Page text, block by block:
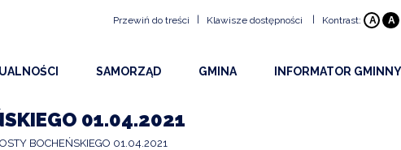
Przewiń do treści |
Klawisze dostępności
| Kontrast: A A
I OGŁOSZENIA
SAMORZĄD
URZĄD
GMINA INFORMATOR GMINNY
01.04.2021
BOCHEŃSKIEGO 01.04.2021